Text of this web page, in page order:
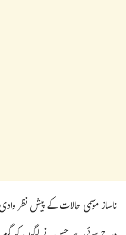
ناساز موسمی حالات کے پیش نظر